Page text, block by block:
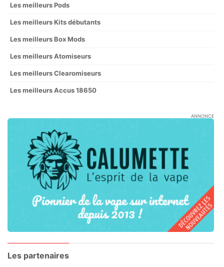
Les meilleurs Pods
Les meilleurs Kits débutants
Les meilleurs Box Mods
Les meilleurs Atomiseurs
Les meilleurs Clearomiseurs
Les meilleurs Accus 18650
ANNONCE
Les partenaires